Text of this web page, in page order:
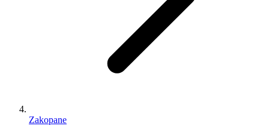
Zakopane